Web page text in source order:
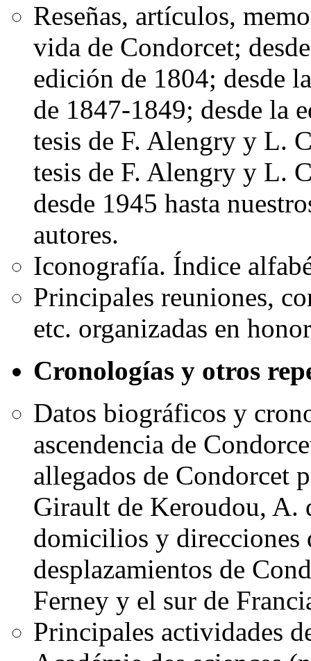
Reseñas, artículos,
vida de Condorcet;
edición de 1804; desde
de 1847-1849; desde la
tesis de F. Alengry y L.
tesis de F. Alengry y L.
desde 1945 hasta
autores.
Iconografía. Índice
Principales reuniones,
etc. organizadas en
Cronologías y otros
Datos biográficos y
ascendencia de
allegados de Condorcet
Girault de Keroudou, A.
domicilios y direcciones
desplazamientos de
Ferney y el sur de
Principales actividades